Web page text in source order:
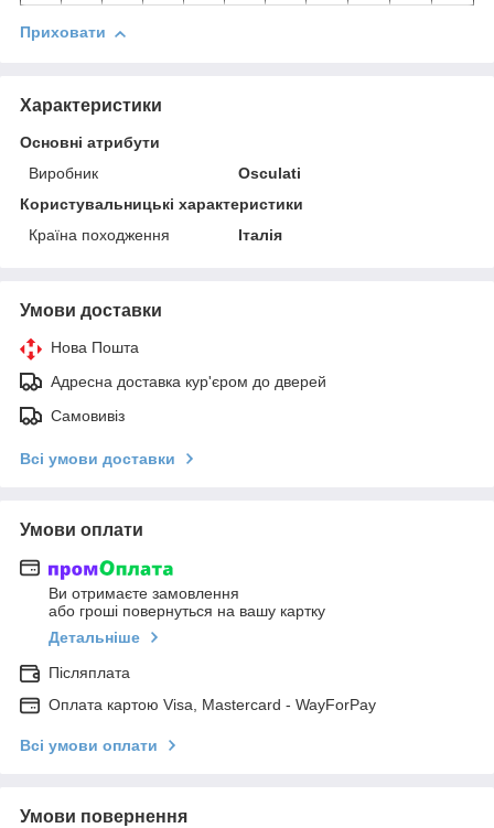
Приховати
Характеристики
Основні атрибути
Виробник
Osculati
Користувальницькі характеристики
Країна походження
Італія
Умови доставки
Нова Пошта
Адресна доставка кур'єром до дверей
Самовивіз
Всі умови доставки
Умови оплати
Ви отримаєте замовлення
або гроші повернуться на вашу картку
Детальніше
Післяплата
Оплата картою Visa, Mastercard - WayForPay
Всі умови оплати
Умови повернення